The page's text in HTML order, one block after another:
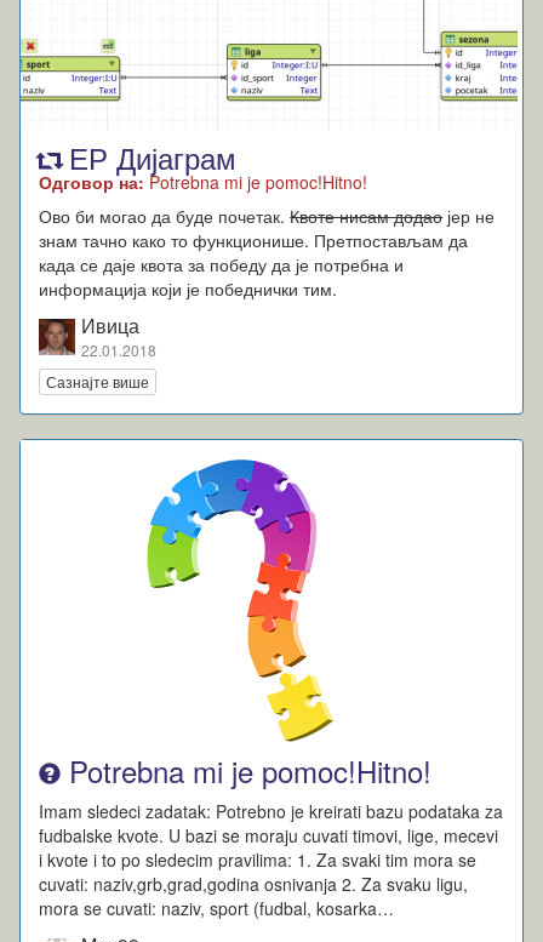
ЕР Дијаграм
Одговор на: Potrebna mi je pomoc!Hitno!
Ово би могао да буде почетак.Квоте нисам додаојер не
знам тачно како то функционише. Претпостављам да
када се даје квота за победу да је потребна и
информација који је победнички тим.
Ивица
22.01.2018
Сазнајте више
Potrebna mi je pomoc!Hitno!
Imam sledeci zadatak: Potrebno je kreirati bazu podataka za
fudbalske kvote. U bazi se moraju cuvati timovi, lige, mecevi
i kvote i to po sledecim pravilima: 1. Za svaki tim mora se
cuvati: naziv,grb,grad,godina osnivanja 2. Za svaku ligu,
mora se cuvati: naziv, sport (fudbal, kosarka…